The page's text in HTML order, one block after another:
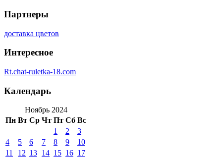
Партнеры
доставка цветов
Интересное
Rt.chat-ruletka-18.com
Календарь
Ноябрь 2024
Пн Вт Ср Чт Пт Сб Вс
1 2
3
4
5 6 7 8 9
10
11
12 13 14 15 16 17